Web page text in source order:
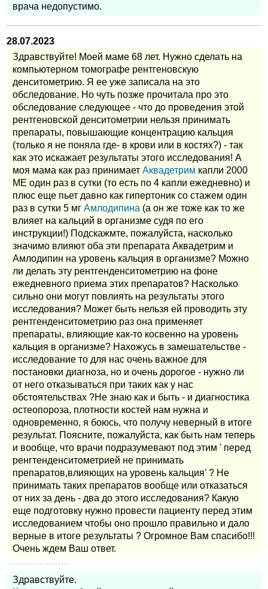
врача недопустимо.
28.07.2023
Здравствуйте! Моей маме 68 лет. Нужно сделать на
компьютерном томографе рентгеновскую
денситометрию. Я ее уже записала на это
обследование. Но чуть позже прочитала про это
обследование следующее - что до проведения этой
рентгеновской денситометрии нельзя принимать
препараты, повышающие концентрацию кальция
(только я не поняла где- в крови или в костях?) - так
как это искажает результаты этого исследования! А
моя мама как раз принимает Аквадетрим капли 2000
МЕ один раз в сутки (то есть по 4 капли ежедневно) и
плюс еще пьет давно как гипертоник со стажем один
раз в сутки 5 мг Амлодипина (а он же тоже как то же
влияет на кальций в организме судя по его
инструкции!) Подскажмте, пожалуйста, насколько
значимо влияют оба эти препарата Аквадетрим и
Амлодипин на уровень кальция в организме? Можно
ли делать эту рентгенденситометрию на фоне
ежедневного приема этих препаратов? Насколько
сильно они могут повлиять на результаты этого
исследования? Может быть нельзя ей проводить эту
рентгенденситометрию раз она применяет
препараты, влияющие как-то косвенно на уровень
кальция в организме? Нахожусь в замешательстве -
исследование то для нас очень важное для
постановки диагноза, но и очень дорогое - нужно ли
от него отказываться при таких как у нас
обстоятельствах ?Не знаю как и быть - и диагностика
остеопороза, плотности костей нам нужна и
одновременно, я боюсь, что получу неверный в итоге
результат. Поясните, пожалуйста, как быть нам теперь
и вообще, что врачи подразумевают под этим ' перед
ренгтенденситометрией не принимать
препаратов,влияющих на уровень кальция' ? Не
принимать таких препаратов вообще или отказаться
от них за день - два до этого исследования? Какую
еще подготовку нужно провести пациенту перед этим
исследованием чтобы оно прошло правильно и дало
верные в итоге результаты ? Огромное Вам спасибо!!!
Очень ждем Ваш ответ.
Здравствуйте.